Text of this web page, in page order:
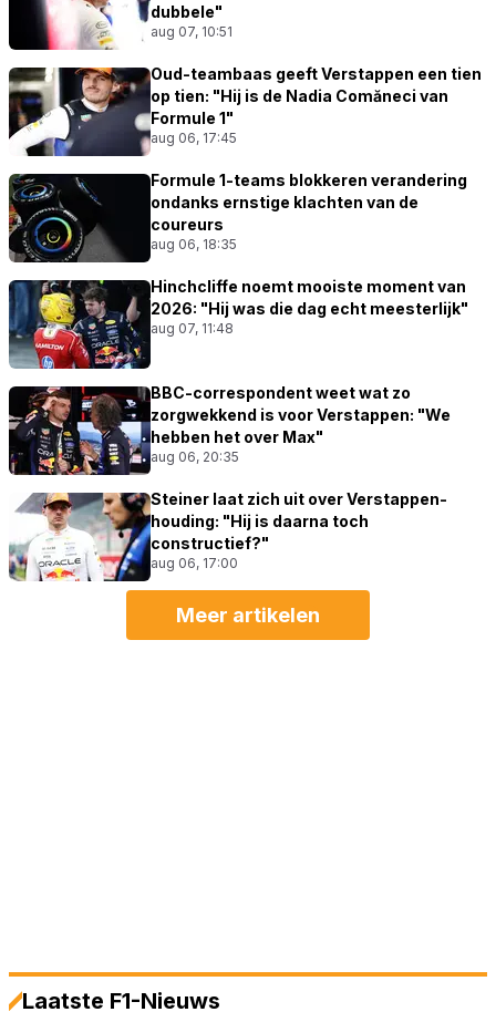
dubbele"
aug 07, 10:51
Oud-teambaas geeft Verstappen een tien
op tien: "Hij is de Nadia Comăneci van
Formule 1"
aug 06, 17:45
Formule 1-teams blokkeren verandering
ondanks ernstige klachten van de
coureurs
aug 06, 18:35
Hinchcliffe noemt mooiste moment van
2026: "Hij was die dag echt meesterlijk"
aug 07, 11:48
BBC-correspondent weet wat zo
zorgwekkend is voor Verstappen: "We
hebben het over Max"
aug 06, 20:35
Steiner laat zich uit over Verstappen-
houding: "Hij is daarna toch
constructief?"
aug 06, 17:00
Meer artikelen
Laatste F1-Nieuws